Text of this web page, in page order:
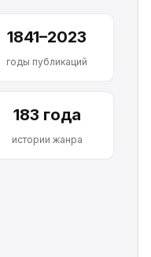
1841–2023
годы публикаций
183 года
истории жанра